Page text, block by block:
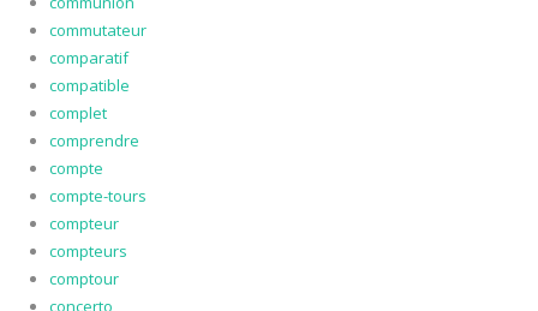
commutateur
comparatif
compatible
complet
comprendre
compte
compte-tours
compteur
compteurs
comptour
concerto